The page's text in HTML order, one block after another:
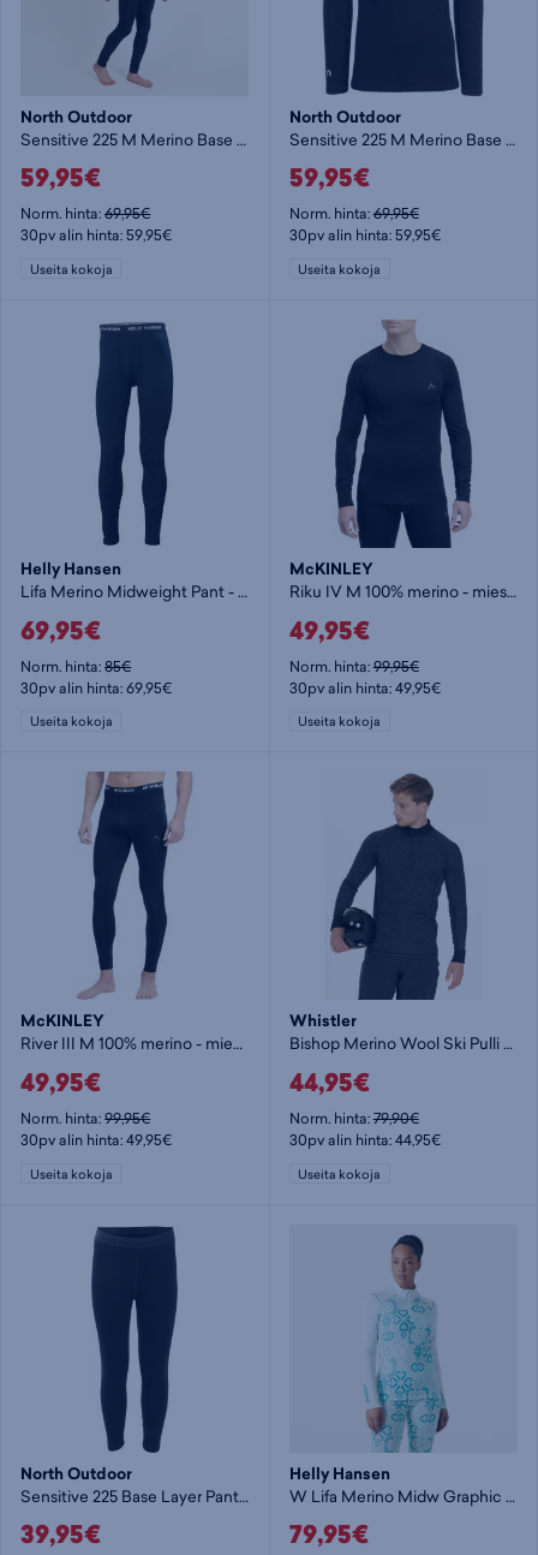
North Outdoor
Sensitive 225 M Merino Base Layer Pants - miesten alushousut
59,95€
Norm. hinta:69,95€
30pv alin hinta: 59,95€
Useita kokoja
North Outdoor
Sensitive 225 M Merino Base Layer Shirt - miesten aluspaita
59,95€
Norm. hinta:69,95€
30pv alin hinta: 59,95€
Useita kokoja
Helly Hansen
Lifa Merino Midweight Pant - miesten alushousut
69,95€
Norm. hinta:85€
30pv alin hinta: 69,95€
Useita kokoja
McKINLEY
Riku IV M 100% merino - miesten aluspaita
49,95€
Norm. hinta:99,95€
30pv alin hinta: 49,95€
Useita kokoja
McKINLEY
River III M 100% merino - miesten alushousut
49,95€
Norm. hinta:99,95€
30pv alin hinta: 49,95€
Useita kokoja
Whistler
Bishop Merino Wool Ski Pulli M - miesten aluspaita
44,95€
Norm. hinta:79,90€
30pv alin hinta: 44,95€
Useita kokoja
North Outdoor
Sensitive 225 Base Layer Pants Youth - lasten alushousut
39,95€
Helly Hansen
W Lifa Merino Midw Graphic Half Zip - naisten aluspaita
79,95€